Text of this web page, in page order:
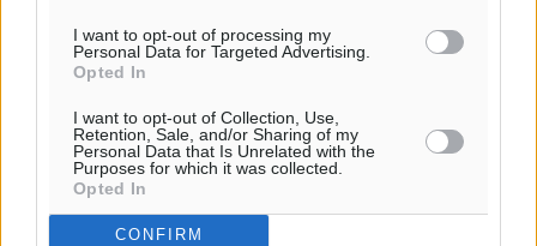
I want to opt-out of processing my
Personal Data for Targeted Advertising.
Opted In
I want to opt-out of Collection, Use,
Retention, Sale, and/or Sharing of my
Personal Data that Is Unrelated with the
Purposes for which it was collected.
Opted In
CONFIRM